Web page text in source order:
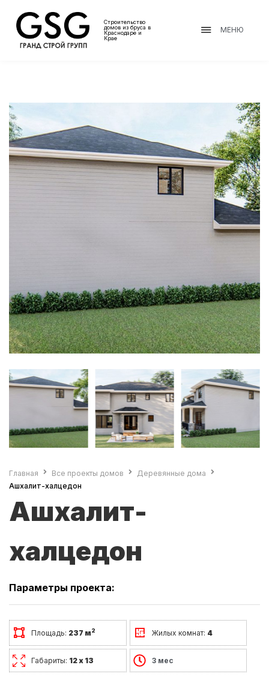
Строительство
домов из бруса в
Краснодаре и
Крае
МЕНЮ
Главная Все проекты домов
Деревянные дома
Ашхалит-халцедон
Ашхалит-
халцедон
Параметры проекта:
Площадь: 237 м2 Жилых комнат: 4
Габариты: 12 х 13 3 мес